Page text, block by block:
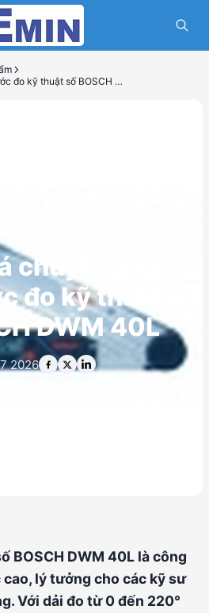
Đánh giá chuyên sâu về Thước đo kỹ thuật số BOSCH DWM 40L
SẢN PHẨM
chuyên sâu
đo kỹ thuật
DWM 40L
2026
BOSCH DWM 40L là công
lý tưởng cho các kỹ sư
Với dải đo từ 0 đến 220°